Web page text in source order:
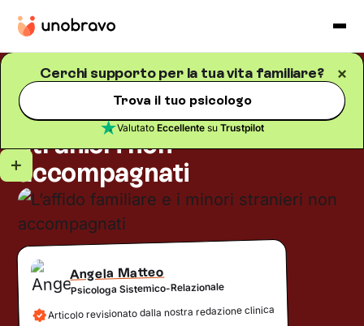
Cerchi supporto per la tua vita familiare?
Trova il tuo psicologo
Valutato Eccellentesu Trustpilot
Blog
L’affido familiare e i minori
stranieri non
accompagnati
Angela Matteo
Psicologa Sistemico-Relazionale
Articolo revisionato dalla nostra redazione clinica